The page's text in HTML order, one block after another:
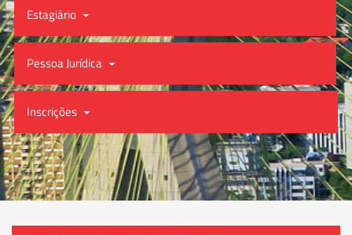
Estagiário
Pessoa Jurídica
Inscrições